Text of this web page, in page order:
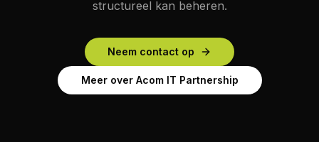
structureel kan beheren.
Neem contact op
Meer over Acom IT Partnership